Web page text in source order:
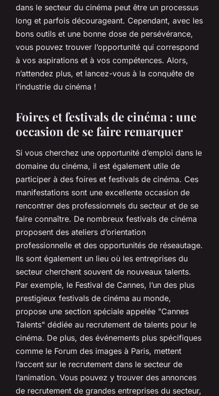
dans le secteur du cinéma peut être un processus
long et parfois décourageant. Cependant, avec les
bons outils et une bonne dose de persévérance,
vous pouvez trouver l’opportunité qui correspond
à vos aspirations et à vos compétences. Alors,
n’attendez plus, et lancez-vous à la conquête de
l’industrie du cinéma !
Foires et festivals de cinéma : une
occasion de se faire remarquer
Si vous cherchez une opportunité d’emploi dans le
domaine du cinéma, il est également utile de
participer à des foires et festivals de cinéma. Ces
manifestations sont une excellente occasion de
rencontrer des professionnels du secteur et de se
faire connaître. De nombreux festivals de cinéma
proposent des ateliers d’orientation
professionnelle et des opportunités de réseautage.
Ils sont également un lieu où les entreprises du
secteur cherchent souvent de nouveaux talents.
Par exemple, le Festival de Cannes, l’un des plus
prestigieux festivals de cinéma au monde,
propose une section spéciale appelée "Cannes
Talents" dédiée au recrutement de talents pour le
cinéma. De plus, des événements plus spécifiques
comme le Forum des images à Paris, mettent
l’accent sur le recrutement dans le secteur de
l’animation. Vous pouvez y trouver des annonces
de recrutement de grandes entreprises du secteur,